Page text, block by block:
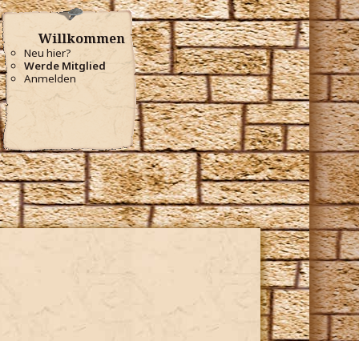
Willkommen
Neu hier?
Werde Mitglied
Anmelden